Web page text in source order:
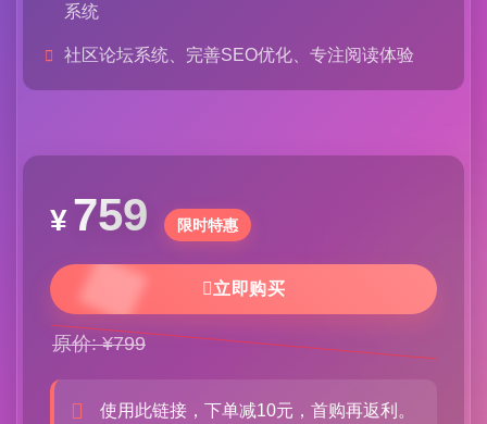
系统
社区论坛系统、完善SEO优化、专注阅读体验
¥759 限时特惠
立即购买
原价: ¥799
使用此链接，下单减10元，首购再返利。